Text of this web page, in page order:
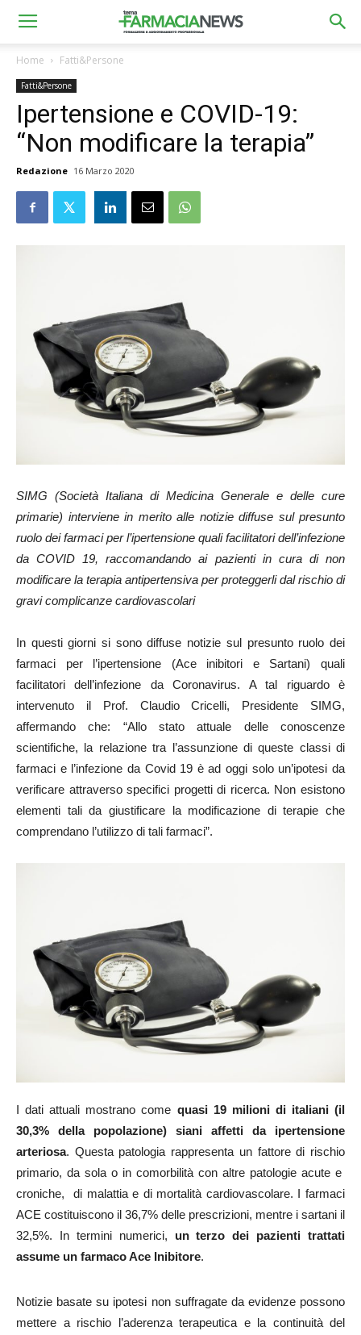
Home Fatti&Persone
Fatti&Persone
Ipertensione e COVID-19:
“Non modificare la terapia”
Redazione 16 Marzo 2020
SIMG (Società Italiana di Medicina Generale e delle cure
primarie) interviene in merito alle notizie diffuse sul presunto
ruolo dei farmaci per l’ipertensione quali facilitatori dell’infezione
da COVID 19, raccomandando ai pazienti in cura di non
modificare la terapia antipertensiva per proteggerli dal rischio di
gravi complicanze cardiovascolari
In questi giorni si sono diffuse notizie sul presunto ruolo dei
farmaci per l’ipertensione (Ace inibitori e Sartani) quali
facilitatori dell’infezione da Coronavirus. A tal riguardo è
intervenuto il Prof. Claudio Cricelli, Presidente SIMG,
affermando che: “Allo stato attuale delle conoscenze
scientifiche, la relazione tra l’assunzione di queste classi di
farmaci e l’infezione da Covid 19 è ad oggi solo un’ipotesi da
verificare attraverso specifici progetti di ricerca. Non esistono
elementi tali da giustificare la modificazione di terapie che
comprendano l’utilizzo di tali farmaci”.
I dati attuali mostrano come quasi 19 milioni di italiani (il
30,3% della popolazione) siani affetti da ipertensione
arteriosa. Questa patologia rappresenta un fattore di rischio
primario, da sola o in comorbilità con altre patologie acute e
croniche, di malattia e di mortalità cardiovascolare. I farmaci
ACE costituiscono il 36,7% delle prescrizioni, mentre i sartani il
32,5%. In termini numerici, un terzo dei pazienti trattati
assume un farmaco Ace Inibitore.
Notizie basate su ipotesi non suffragate da evidenze possono
mettere a rischio l’aderenza terapeutica e la continuità del